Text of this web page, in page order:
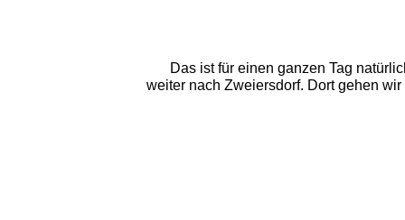
Das ist für einen ganzen Tag
weiter nach Zweiersdorf. Dort gehen